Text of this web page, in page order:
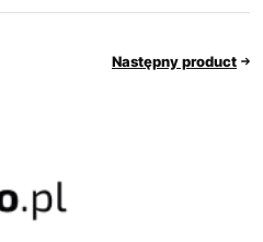
Następny product